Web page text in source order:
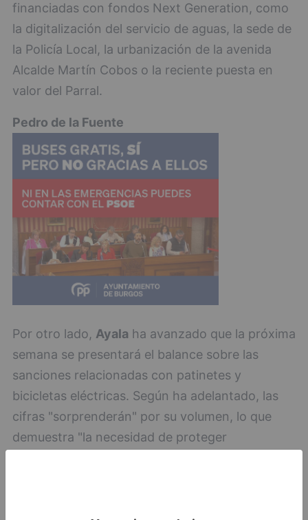
financiadas con fondos Next Generation, como
la digitalización del servicio de aguas, la sede de
la Policía Local, la urbanización de la avenida
Alcalde Martín Cobos o la reciente puesta en
valor del Parral.
Pedro de la Fuente
Por otro lado, Ayala ha avanzado que la próxima
semana se presentará el balance sobre las
sanciones relacionadas con patinetes y
bicicletas eléctricas. Según ha adelantado, las
cifras "sorprenderán" por su volumen, lo que
demuestra "la necesidad de proteger